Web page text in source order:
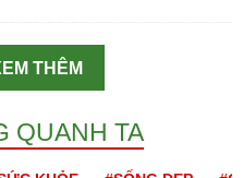
THÊM
QUANH TA